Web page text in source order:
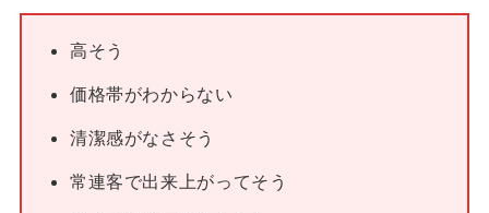
高そう
価格帯がわからない
清潔感がなさそう
常連客で出来上がってそう